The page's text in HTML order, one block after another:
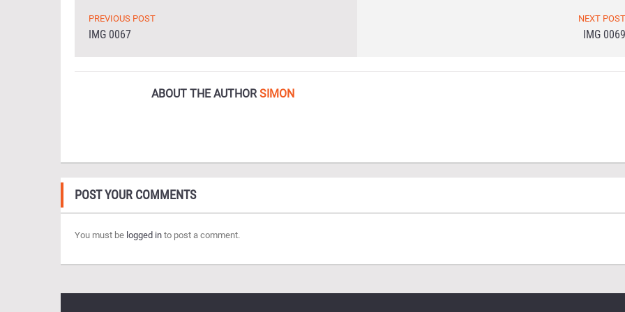
PREVIOUS POST
IMG 0067
NEXT POST
IMG 0069
ABOUT THE AUTHORSIMON
POST YOUR COMMENTS
You must be logged in to post a comment.